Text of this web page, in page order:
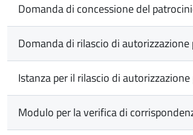
Domanda di concessione del
Domanda di rilascio di
Istanza per il rilascio di
Modulo per la verifica di